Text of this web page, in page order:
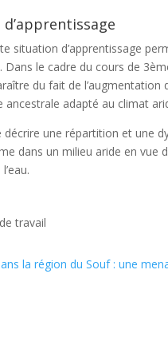
situation d’apprentissage
le cadre du cours de
du fait de
adapté au climat
une répartition et une
dans un milieu aride en
travail
la région du Souf : une